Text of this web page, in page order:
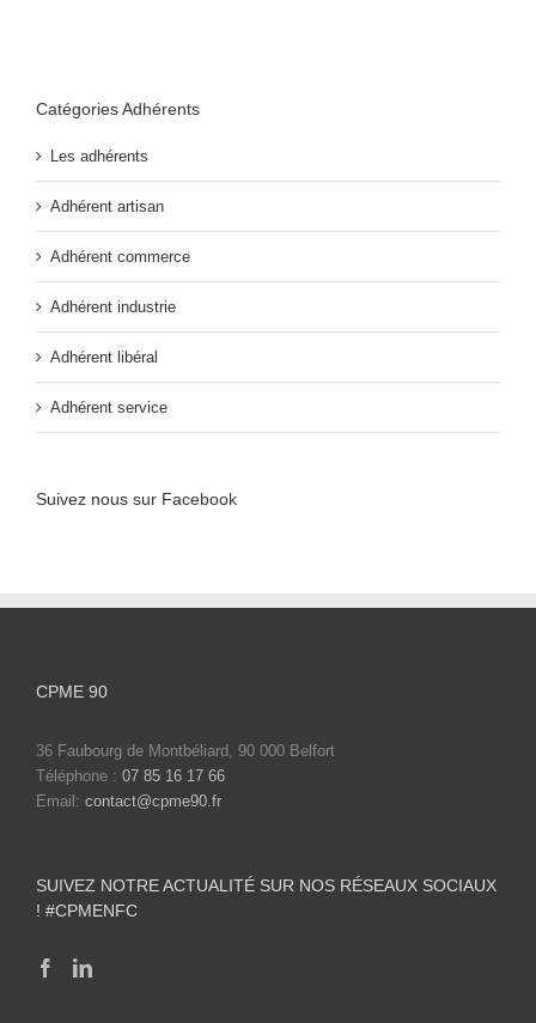
Catégories Adhérents
Les adhérents
Adhérent artisan
Adhérent commerce
Adhérent industrie
Adhérent libéral
Adhérent service
Suivez nous sur Facebook
CPME 90
36 Faubourg de Montbéliard, 90 000 Belfort
Téléphone : 07 85 16 17 66
Email: contact@cpme90.fr
SUIVEZ NOTRE ACTUALITÉ SUR NOS RÉSEAUX SOCIAUX
! #CPMENFC